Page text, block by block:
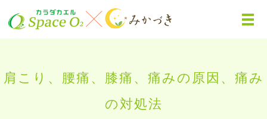
肩こり、腰痛、膝痛、痛みの原因、痛み
の対処法